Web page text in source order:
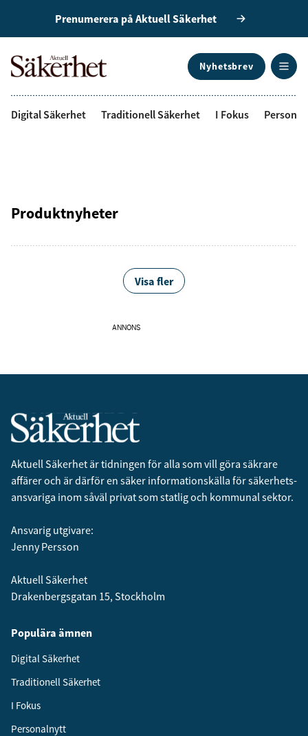
Prenumerera på Aktuell Säkerhet
Nyhetsbrev
Digital Säkerhet Traditionell Säkerhet I Fokus
Produktnyheter
Visa fler
ANNONS
Aktuell Säkerhet är tidningen för alla som vill göra säkrare
affärer och är därför en säker informationskälla för säkerhets­
ansvariga inom såväl privat som statlig och kommunal sektor.
Ansvarig utgivare:
Jenny Persson
Aktuell Säkerhet
Drakenbergsgatan 15, Stockholm
Populära ämnen
Digital Säkerhet
Traditionell Säkerhet
I Fokus
Personalnytt